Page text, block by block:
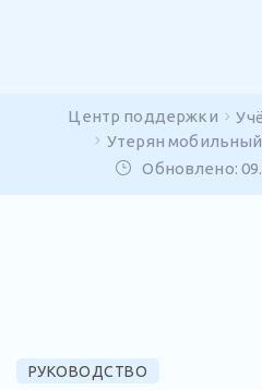
Центр поддержки
Утерян
Обновлено:
РУКОВОДСТВО